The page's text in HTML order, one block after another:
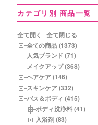
年
月
別
商
品
一
覧
カテゴリ別 商品一覧
全て開く |全て閉じる
全ての商品 (1373)
人気ブランド (71)
メイクアップ (368)
ヘアケア (146)
スキンケア (332)
バス＆ボディ (415)
ボディ洗浄料 (41)
入浴剤 (83)